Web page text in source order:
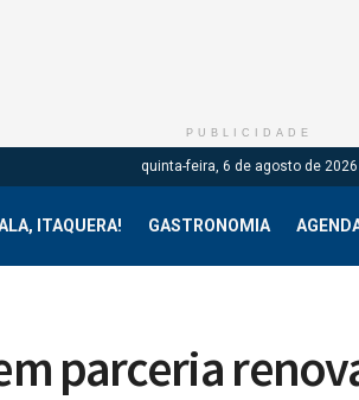
PUBLICIDADE
quinta-feira, 6 de agosto de 2026
ITAQUERA! GASTRONOMIA
parceria